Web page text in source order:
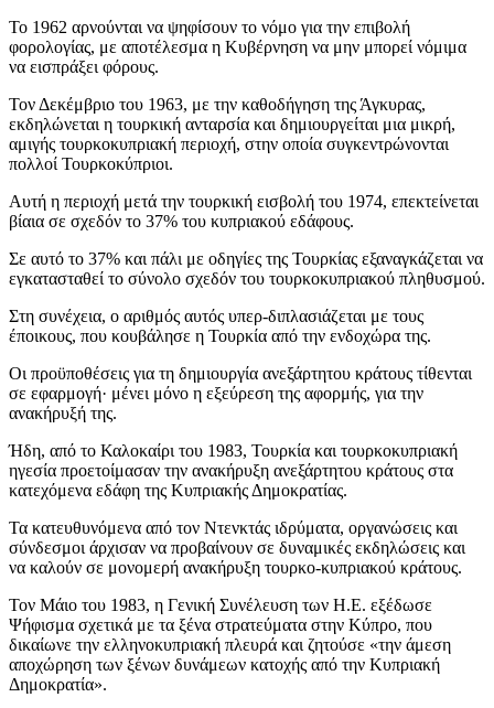
Το 1962 αρνούνται να ψηφίσουν το νόμο για την επιβολή
φορολογίας, με αποτέλεσμα η Κυβέρνηση να μην μπορεί νόμιμα
να εισπράξει φόρους.
Τον Δεκέμβριο του 1963, με την καθοδήγηση της Άγκυρας,
εκδηλώνεται η τουρκική ανταρσία και δημιουργείται μια μικρή,
αμιγής τουρκοκυπριακή περιοχή, στην οποία συγκεντρώνονται
πολλοί Τουρκοκύπριοι.
Αυτή η περιοχή μετά την τουρκική εισβολή του 1974, επεκτείνεται
βίαια σε σχεδόν το 37% του κυπριακού εδάφους.
Σε αυτό το 37% και πάλι με οδηγίες της Τουρκίας εξαναγκάζεται να
εγκατασταθεί το σύνολο σχεδόν του τουρκοκυπριακού πληθυσμού.
Στη συνέχεια, ο αριθμός αυτός υπερ-διπλασιάζεται με τους
έποικους, που κουβάλησε η Τουρκία από την ενδοχώρα της.
Οι προϋποθέσεις για τη δημιουργία ανεξάρτητου κράτους τίθενται
σε εφαρμογή· μένει μόνο η εξεύρεση της αφορμής, για την
ανακήρυξή της.
Ήδη, από το Καλοκαίρι του 1983, Τουρκία και τουρκοκυπριακή
ηγεσία προετοίμασαν την ανακήρυξη ανεξάρτητου κράτους στα
κατεχόμενα εδάφη της Κυπριακής Δημοκρατίας.
Τα κατευθυνόμενα από τον Ντενκτάς ιδρύματα, οργανώσεις και
σύνδεσμοι άρχισαν να προβαίνουν σε δυναμικές εκδηλώσεις και
να καλούν σε μονομερή ανακήρυξη τουρκο-κυπριακού κράτους.
Τον Μάιο του 1983, η Γενική Συνέλευση των Η.Ε. εξέδωσε
Ψήφισμα σχετικά με τα ξένα στρατεύματα στην Κύπρο, που
δικαίωνε την ελληνοκυπριακή πλευρά και ζητούσε «την άμεση
αποχώρηση των ξένων δυνάμεων κατοχής από την Κυπριακή
Δημοκρατία».